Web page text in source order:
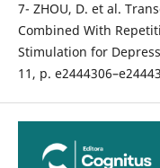
7- ZHOU, D. et al.
Combined With
Stimulation for
11, p.